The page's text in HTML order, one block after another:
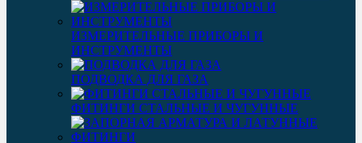
ИЗМЕРИТЕЛЬНЫЕ ПРИБОРЫ И
ИНСТРУМЕНТЫ
ПОДВОДКА ДЛЯ ГАЗА
ФИТИНГИ СТАЛЬНЫЕ И ЧУГУННЫЕ